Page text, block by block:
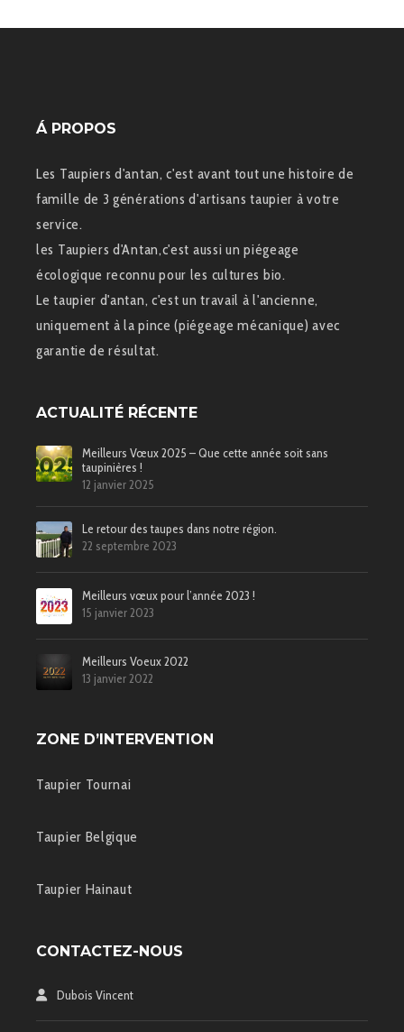
Á PROPOS
Les Taupiers d'antan, c'est avant tout une histoire de
famille de 3 générations d'artisans taupier à votre
service.
les Taupiers d'Antan,c'est aussi un piégeage
écologique reconnu pour les cultures bio.
Le taupier d'antan, c'est un travail à l'ancienne,
uniquement à la pince (piégeage mécanique) avec
garantie de résultat.
ACTUALITÉ RÉCENTE
Meilleurs Vœux 2025 – Que cette année soit sans
taupinières !
12 janvier 2025
Le retour des taupes dans notre région.
22 septembre 2023
Meilleurs vœux pour l’année 2023 !
15 janvier 2023
Meilleurs Voeux 2022
13 janvier 2022
ZONE D’INTERVENTION
Taupier Tournai
Taupier Belgique
Taupier Hainaut
CONTACTEZ-NOUS
Dubois Vincent